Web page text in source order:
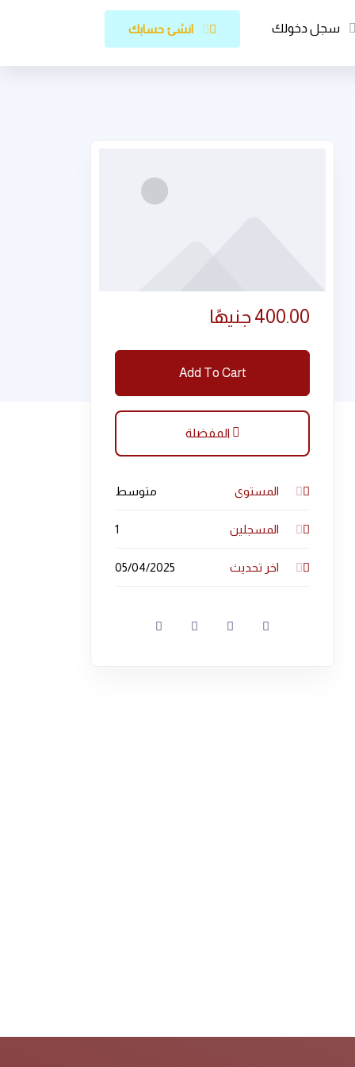
سجل دخولك انشئ حسابك
400.00 جنيهًا
Add To Cart
المفضلة
المستوى متوسط
المسجلين 1
اخر تحديث 05/04/2025